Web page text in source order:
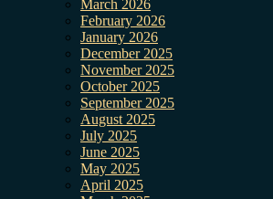
March 2026
February 2026
January 2026
December 2025
November 2025
October 2025
September 2025
August 2025
July 2025
June 2025
May 2025
April 2025